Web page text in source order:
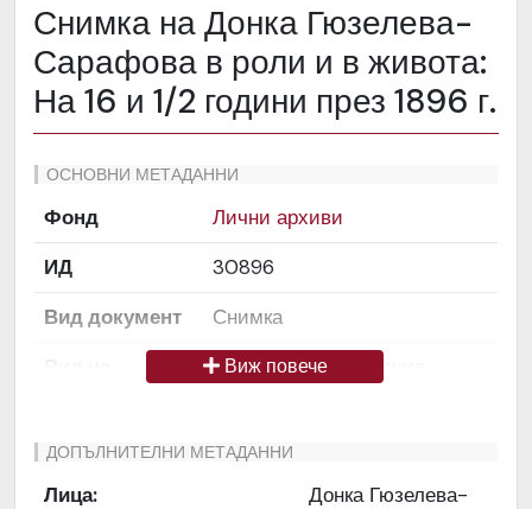
Снимка на Донка Гюзелева-
Сарафова в роли и в живота:
На 16 и 1/2 години през 1896 г.
ОСНОВНИ МЕТАДАННИ
Фонд
Лични архиви
ИД
30896
Вид документ
Снимка
Снимка / изображение
Език на
Български
Виж повече
ДОПЪЛНИТЕЛНИ МЕТАДАННИ
Лица:
Донка Гюзелева-